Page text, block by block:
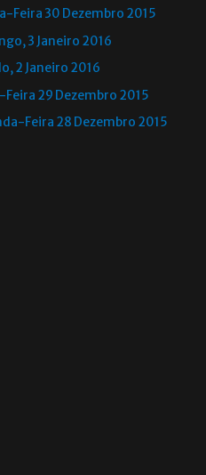
Feira 30 Dezembro 2015
3 Janeiro 2016
2 Janeiro 2016
Feira 29 Dezembro 2015
Feira 28 Dezembro 2015